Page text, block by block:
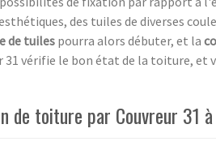
des tuiles de diverses
de tuilespourra alors débuter, et la
31 vérifie le bon état de la toiture, et
de toiture par Couvreur 31